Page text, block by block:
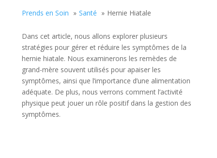
Prends en Soin Santé Hernie Hiatale
Dans cet article, nous allons explorer plusieurs
stratégies pour gérer et réduire les symptômes de la
hernie hiatale. Nous examinerons les remèdes de
grand-mère souvent utilisés pour apaiser les
symptômes, ainsi que l’importance d’une alimentation
adéquate. De plus, nous verrons comment l’activité
physique peut jouer un rôle positif dans la gestion des
symptômes.